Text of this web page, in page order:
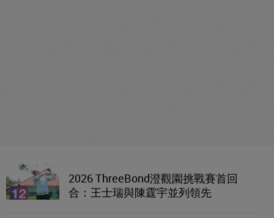
2026 ThreeBond澄觀園挑戰賽首回
合：王士瑞與陳霆宇並列領先